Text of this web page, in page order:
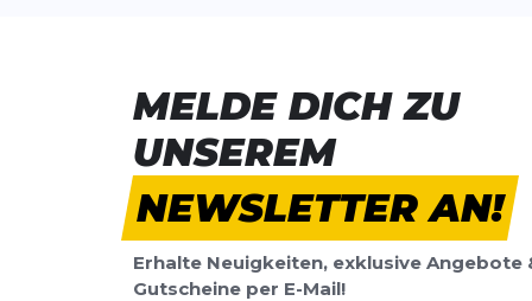
MELDE DICH ZU
UNSEREM
NEWSLETTER AN!
Erhalte Neuigkeiten, exklusive Angebote
Gutscheine per E-Mail!